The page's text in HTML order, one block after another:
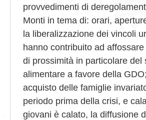
provvedimenti di
Monti in tema di: orari,
la liberalizzazione dei vincoli
hanno contribuito ad
di prossimità in particolare del
alimentare a favore della
acquisto delle famiglie
periodo prima della crisi, e
giovani è calato, la diffusione